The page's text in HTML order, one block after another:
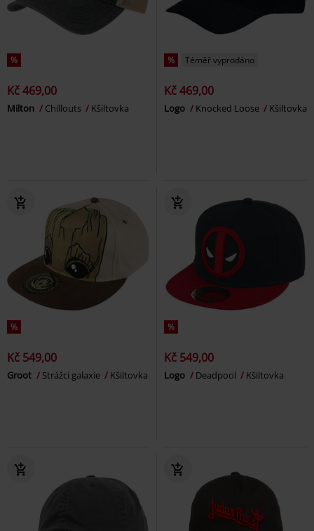
%
Kč 469,00
Milton Chillouts Kšiltovka
% Téměř vyprodáno
Kč 469,00
Logo Knocked Loose Kšiltovka
%
Kč 549,00
Groot Strážci galaxie Kšiltovka
%
Kč 549,00
Logo Deadpool Kšiltovka